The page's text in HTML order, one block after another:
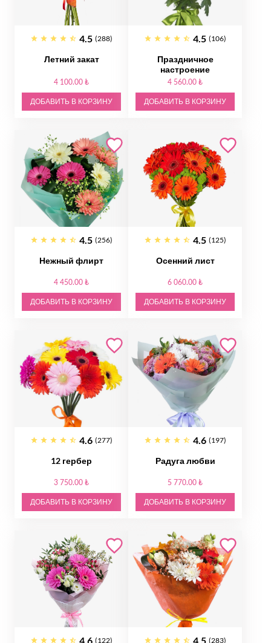
4.5 (288)
Летний закат
4 100.00 ₺
ДОБАВИТЬ В КОРЗИНУ
4.5 (106)
Праздничное
настроение
4 560.00 ₺
ДОБАВИТЬ В КОРЗИНУ
4.5 (256)
Нежный флирт
4 450.00 ₺
ДОБАВИТЬ В КОРЗИНУ
4.5 (125)
Осенний лист
6 060.00 ₺
ДОБАВИТЬ В КОРЗИНУ
4.6 (277)
12 гербер
3 750.00 ₺
ДОБАВИТЬ В КОРЗИНУ
4.6 (197)
Радуга любви
5 770.00 ₺
ДОБАВИТЬ В КОРЗИНУ
4.6 (122) 4.5 (283)